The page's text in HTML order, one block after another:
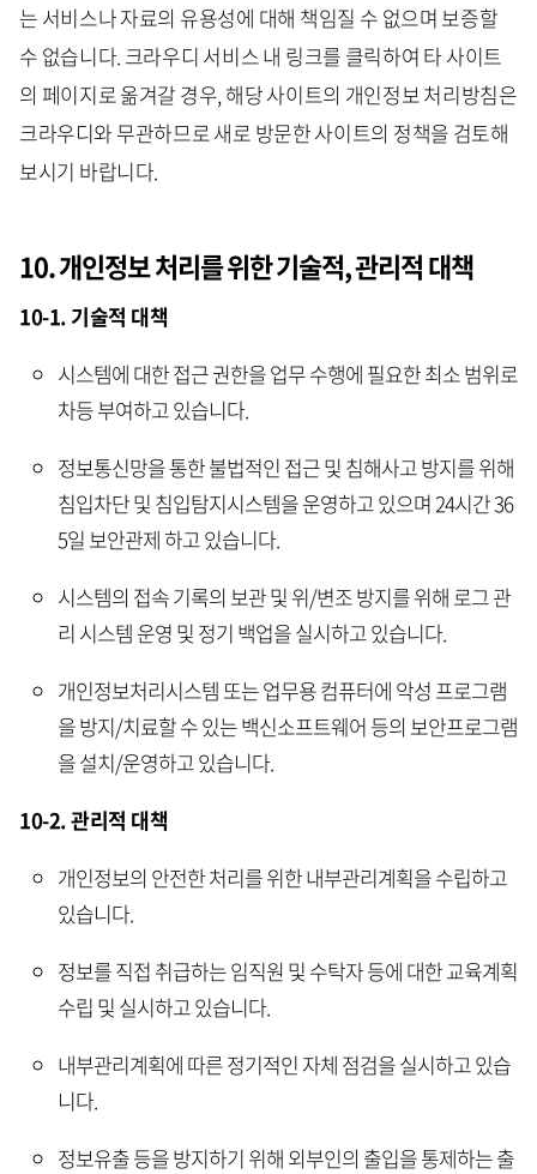
는 서비스나 자료의 유용성에 대해 책임질 수 없으며 보증할
수 없습니다. 크라우디 서비스 내 링크를 클릭하여 타 사이트
의 페이지로 옮겨갈 경우, 해당 사이트의 개인정보 처리방침은
크라우디와 무관하므로 새로 방문한 사이트의 정책을 검토해
보시기 바랍니다.
10. 개인정보 처리를 위한 기술적, 관리적 대책
10-1. 기술적 대책
시스템에 대한 접근 권한을 업무 수행에 필요한 최소 범위로
차등 부여하고 있습니다.
정보통신망을 통한 불법적인 접근 및 침해사고 방지를 위해
침입차단 및 침입탐지시스템을 운영하고 있으며 24시간 36
5일 보안관제 하고 있습니다.
시스템의 접속 기록의 보관 및 위/변조 방지를 위해 로그 관
리 시스템 운영 및 정기 백업을 실시하고 있습니다.
개인정보처리시스템 또는 업무용 컴퓨터에 악성 프로그램
을 방지/치료할 수 있는 백신소프트웨어 등의 보안프로그램
을 설치/운영하고 있습니다.
10-2. 관리적 대책
개인정보의 안전한 처리를 위한 내부관리계획을 수립하고
있습니다.
정보를 직접 취급하는 임직원 및 수탁자 등에 대한 교육계획
수립 및 실시하고 있습니다.
내부관리계획에 따른 정기적인 자체 점검을 실시하고 있습
니다.
정보유출 등을 방지하기 위해 외부인의 출입을 통제하는 출